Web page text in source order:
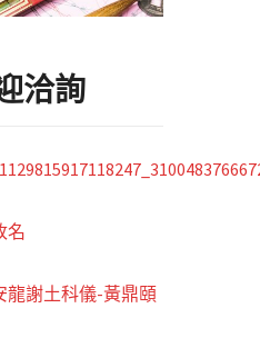
洽詢
名
龍謝土科儀-黃鼎頤